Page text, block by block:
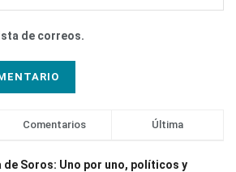
de correos.
Comentarios Última
de Soros: Uno por uno, políticos y